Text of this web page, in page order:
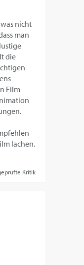
nicht
man
die
Film
lachen.
Kritik